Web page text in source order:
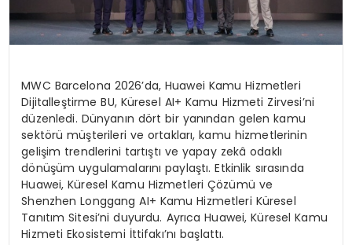
MWC Barcelona 2026’da, Huawei Kamu Hizmetleri
Dijitalleştirme BU, Küresel AI+ Kamu Hizmeti Zirvesi’ni
düzenledi. Dünyanın dört bir yanından gelen kamu
sektörü müşterileri ve ortakları, kamu hizmetlerinin
gelişim trendlerini tartıştı ve yapay zekâ odaklı
dönüşüm uygulamalarını paylaştı. Etkinlik sırasında
Huawei, Küresel Kamu Hizmetleri Çözümü ve
Shenzhen Longgang AI+ Kamu Hizmetleri Küresel
Tanıtım Sitesi’ni duyurdu. Ayrıca Huawei, Küresel Kamu
Hizmeti Ekosistemi İttifakı’nı başlattı.